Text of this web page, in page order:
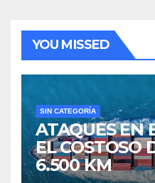
YOU MISSED
SIN CATEGORÍA
ATAQUES EN
EL COSTOSO
6.500 KM